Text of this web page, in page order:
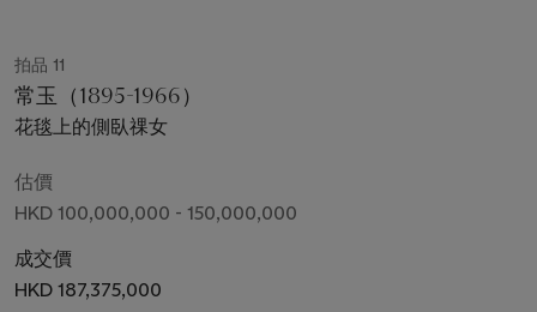
拍品 11
常玉（1895-1966）
花毯上的側臥祼女
估價
HKD 100,000,000 - 150,000,000
成交價
HKD 187,375,000